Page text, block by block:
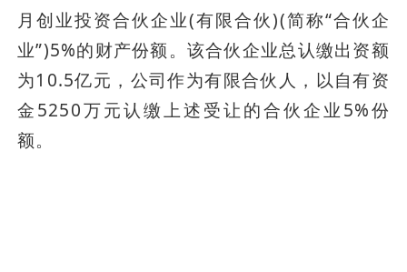
月创业投资合伙企业(有限合伙)(简称“合伙企
业”)5%的财产份额。该合伙企业总认缴出资额
为10.5亿元，公司作为有限合伙人，以自有资
金5250万元认缴上述受让的合伙企业5%份
额。